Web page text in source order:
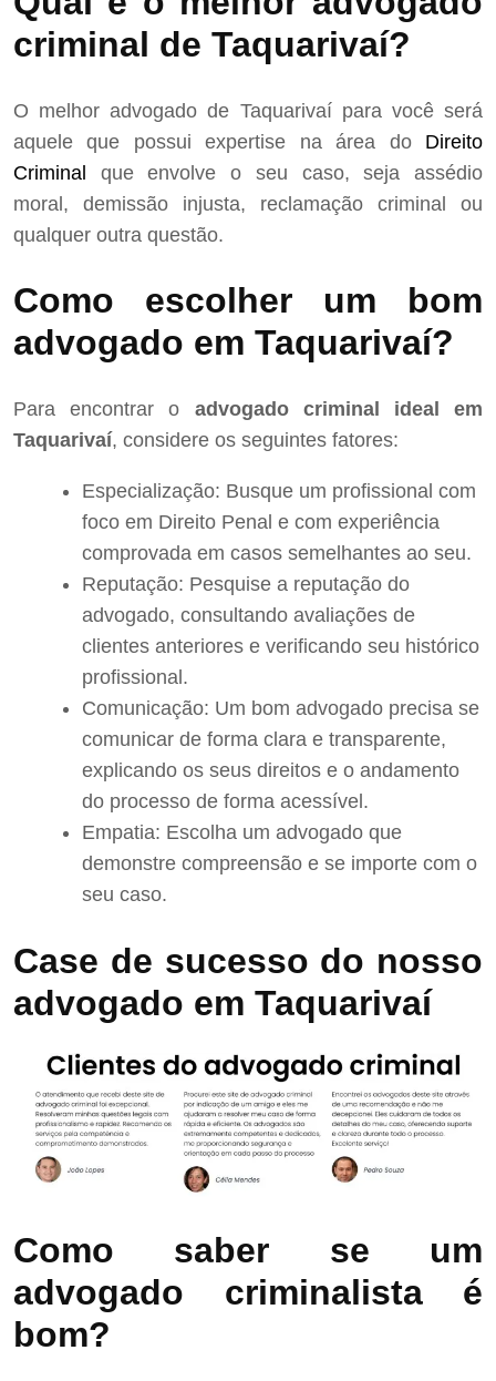
criminal de Taquarivaí?
O melhor advogado de Taquarivaí para você será
aquele que possui expertise na área do Direito
Criminal que envolve o seu caso, seja assédio
moral, demissão injusta, reclamação criminal ou
qualquer outra questão.
Como escolher um bom
advogado em Taquarivaí?
Para encontrar o advogado criminal ideal em
Taquarivaí, considere os seguintes fatores:
Especialização: Busque um profissional com
foco em Direito Penal e com experiência
comprovada em casos semelhantes ao seu.
Reputação: Pesquise a reputação do
advogado, consultando avaliações de
clientes anteriores e verificando seu histórico
profissional.
Comunicação: Um bom advogado precisa se
comunicar de forma clara e transparente,
explicando os seus direitos e o andamento
do processo de forma acessível.
Empatia: Escolha um advogado que
demonstre compreensão e se importe com o
seu caso.
Case de sucesso do nosso
advogado em Taquarivaí
Como saber se um
advogado criminalista é
bom?